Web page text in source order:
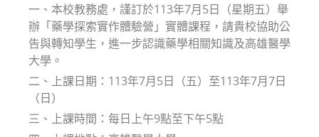
一、本校教務處，謹訂於113年7月5日（星期五）舉
辦「藥學探索實作體驗營」實體課程，請貴校協助公
告與轉知學生，進一步認識藥學相關知識及高雄醫學
大學。
二、上課日期：113年7月5日（五）至113年7月7日
（日）
三、上課時間：每日上午9點至下午5點